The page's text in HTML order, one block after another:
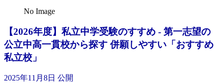
No Image
【2026年度】私立中学受験のすすめ - 第一志望の
公立中高一貫校から探す 併願しやすい「おすすめ
私立校」
2025年11月8日 公開